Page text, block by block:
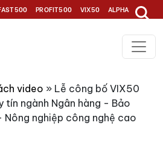
PROFIT500 VIX50 ALPHA30
video » Lễ công bố VIX50
tín ngành Ngân hàng - Bảo
nghiệp công nghệ cao